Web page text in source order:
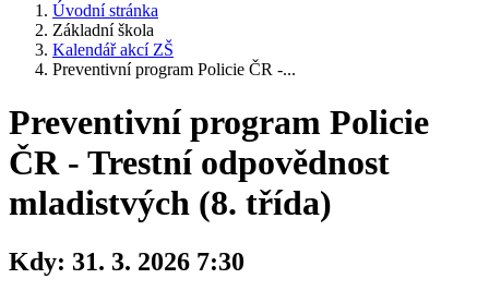
Úvodní stránka
Základní škola
Kalendář akcí ZŠ
Preventivní program Policie ČR -...
Preventivní program Policie
ČR - Trestní odpovědnost
mladistvých (8. třída)
Kdy: 31. 3. 2026 7:30